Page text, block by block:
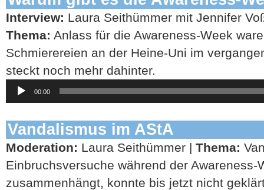
Interview: Laura Seithümmer mit Jennifer
Thema: Anlass für die Awareness-Week
Schmierereien an der Heine-Uni im
steckt noch mehr dahinter.
Audio-
Player
00:00
Vandalismus im AStA
Moderation: Laura Seithümmer | Thema:
Einbruchsversuche während der Awareness-
zusammenhängt, konnte bis jetzt nicht